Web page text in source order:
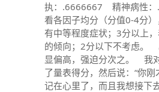
执：.6666667 精神病性
看各因子均分（分值0-4分
有中等程度症状；3分以上
的倾向；2分以下不考虑。
显偏高，强迫分次之。 我
了量表得分，然后说：“你
记在心里了，而且我想接下